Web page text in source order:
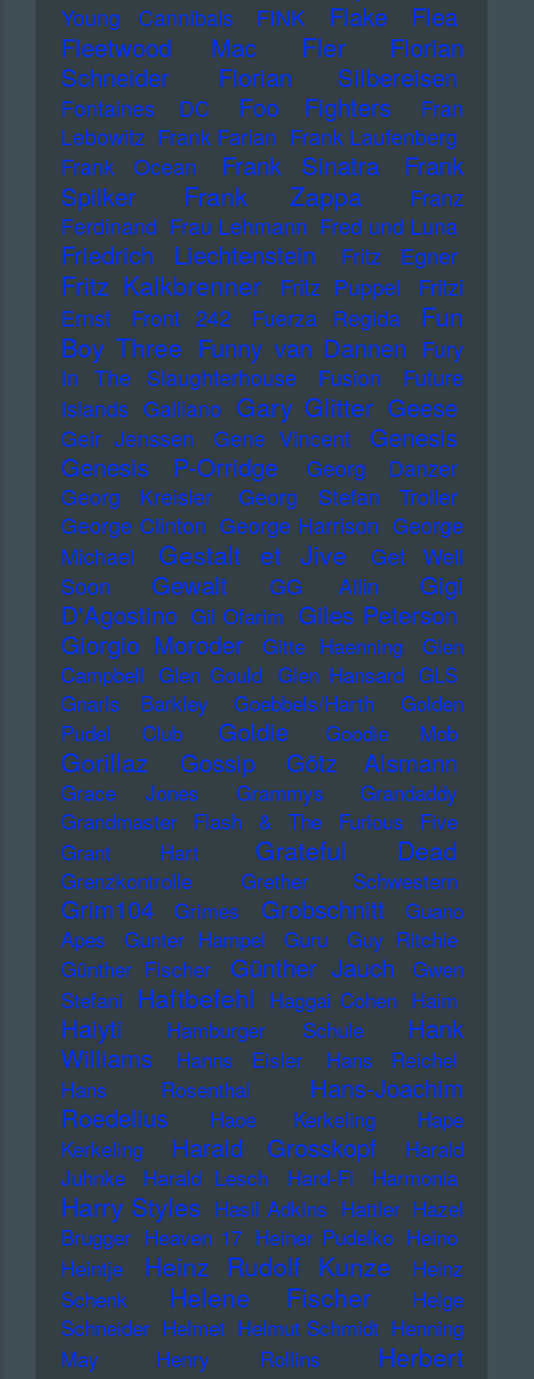
Young Cannibals
FINK Flake
Flea
Fleetwood Mac
Fler
Florian
Schneider
Florian Silbereisen
Fontaines DC Foo Fighters
Fran
Lebowitz Frank Farian Frank Laufenberg
Frank Ocean
Frank Sinatra
Frank
Spilker
Frank Zappa
Franz
Ferdinand Frau Lehmann Fred und Luna
Friedrich Liechtenstein Fritz Egner
Fritz Kalkbrenner Fritz Puppel
Fritzi
Ernst
Front 242 Fuerza Regida
Fun
Boy Three Funny van Dannen Fury
In The Slaughterhouse
Fusion
Future
Islands Galliano Gary Glitter Geese
Geir Jenssen Gene Vincent
Genesis
Genesis P-Orridge
Georg Danzer
Georg Kreisler
Georg Stefan Troller
George Clinton George Harrison George
Michael
Gestalt et Jive
Get Well
Soon
Gewalt GG Allin
Gigi
D'Agostino Gil Ofarim Giles Peterson
Giorgio Moroder
Gitte Haenning
Glen
Campbell Glen Gould Glen Hansard GLS
Gnarls Barkley
Goebbels/Harth
Golden
Pudel Club
Goldie Goodie Mob
Gorillaz Gossip Götz Alsmann
Grace Jones Grammys
Grandaddy
Grandmaster Flash & The Furious Five
Grant Hart
Grateful Dead
Grenzkontrolle Grether Schwestern
Grim104 Grimes Grobschnitt
Guano
Apes
Gunter Hampel Guru
Guy Ritchie
Günther Fischer
Günther Jauch
Gwen
Stefani Haftbefehl Haggai Cohen Haim
Haiyti Hamburger Schule
Hank
Williams
Hanns Eisler
Hans Reichel
Hans Rosenthal
Hans-Joachim
Roedelius
Haoe Kerkeling
Hape
Kerkeling
Harald Grosskopf
Harald
Juhnke
Harald Lesch Hard-Fi Harmonia
Harry Styles Hasil Adkins Hattler Hazel
Brugger Heaven 17 Heiner Pudelko Heino
Heintje
Heinz Rudolf Kunze
Heinz
Schenk
Helene Fischer
Helge
Schneider Helmet Helmut Schmidt Henning
May
Henry Rollins
Herbert